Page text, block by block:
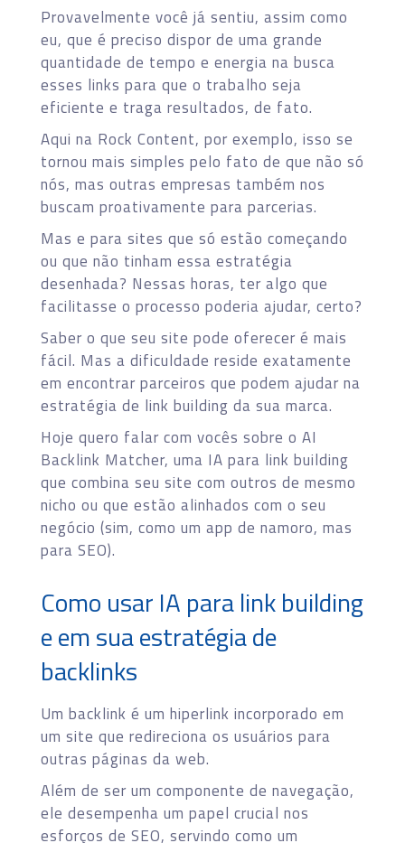
Provavelmente você já sentiu, assim como
eu, que é preciso dispor de uma grande
quantidade de tempo e energia na busca
esses links para que o trabalho seja
eficiente e traga resultados, de fato.
Aqui na Rock Content, por exemplo, isso se
tornou mais simples pelo fato de que não só
nós, mas outras empresas também nos
buscam proativamente para parcerias.
Mas e para sites que só estão começando
ou que não tinham essa estratégia
desenhada? Nessas horas, ter algo que
facilitasse o processo poderia ajudar, certo?
Saber o que seu site pode oferecer é mais
fácil. Mas a dificuldade reside exatamente
em encontrar parceiros que podem ajudar na
estratégia de link building da sua marca.
Hoje quero falar com vocês sobre o AI
Backlink Matcher, uma IA para link building
que combina seu site com outros de mesmo
nicho ou que estão alinhados com o seu
negócio (sim, como um app de namoro, mas
para SEO).
Como usar IA para link building
e em sua estratégia de
backlinks
Um backlink é um hiperlink incorporado em
um site que redireciona os usuários para
outras páginas da web.
Além de ser um componente de navegação,
ele desempenha um papel crucial nos
esforços de SEO, servindo como um